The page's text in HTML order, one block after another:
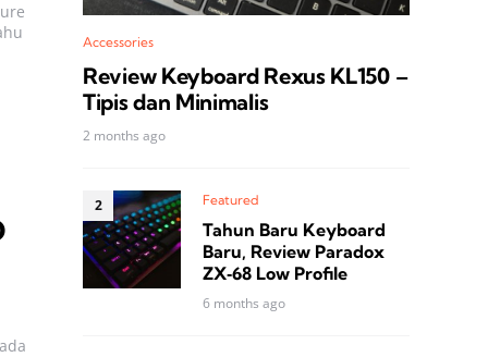
Accessories
Review Keyboard Rexus KL150 –
Tipis dan Minimalis
2 months ago
Featured
Tahun Baru Keyboard
Baru, Review Paradox
ZX‑68 Low Profile
6 months ago